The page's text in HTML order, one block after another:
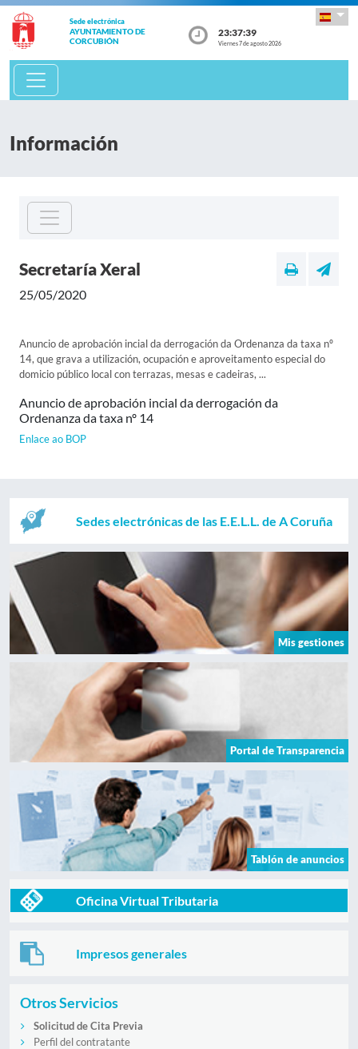
Sede electrónica
AYUNTAMIENTO DE
CORCUBIÓN
23:37:39
Viernes 7 de agosto 2026
Información
Secretaría Xeral
25/05/2020
Anuncio de aprobación incial da derrogación da Ordenanza da taxa nº
14, que grava a utilización, ocupación e aproveitamento especial do
domicio público local con terrazas, mesas e cadeiras, ...
Anuncio de aprobación incial da derrogación da
Ordenanza da taxa nº 14
Enlace ao BOP
Sedes electrónicas de las E.E.L.L. de A Coruña
Mis gestiones
Portal de Transparencia
Tablón de anuncios
Oficina Virtual Tributaria
Impresos generales
Otros Servicios
Solicitud de Cita Previa
Perfil del contratante